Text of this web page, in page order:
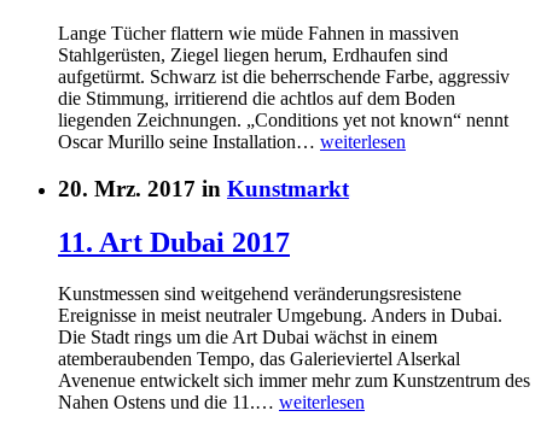
Lange Tücher flattern wie müde Fahnen in massiven
Stahlgerüsten, Ziegel liegen herum, Erdhaufen sind
aufgetürmt. Schwarz ist die beherrschende Farbe, aggressiv
die Stimmung, irritierend die achtlos auf dem Boden
liegenden Zeichnungen. „Conditions yet not known“ nennt
Oscar Murillo seine Installation… weiterlesen
20. Mrz. 2017 in Kunstmarkt
11. Art Dubai 2017
Kunstmessen sind weitgehend veränderungsresistene
Ereignisse in meist neutraler Umgebung. Anders in Dubai.
Die Stadt rings um die Art Dubai wächst in einem
atemberaubenden Tempo, das Galerieviertel Alserkal
Avenenue entwickelt sich immer mehr zum Kunstzentrum des
Nahen Ostens und die 11.… weiterlesen